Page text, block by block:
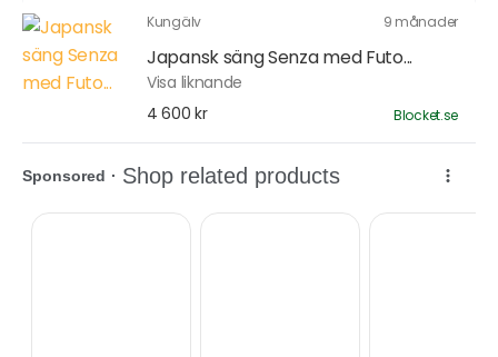
Kungälv 9 månader
Japansk säng Senza med Futo...
Visa liknande
4 600 kr
Blocket.se